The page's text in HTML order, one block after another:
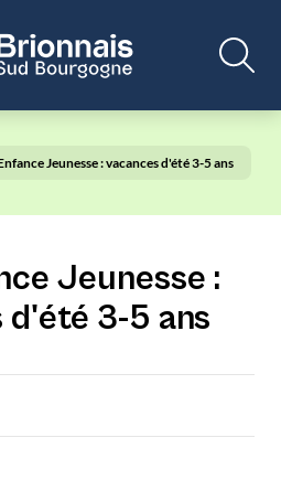
Jeunesse : vacances d'été 3-5 ans
Jeunesse :
d'été 3-5 ans